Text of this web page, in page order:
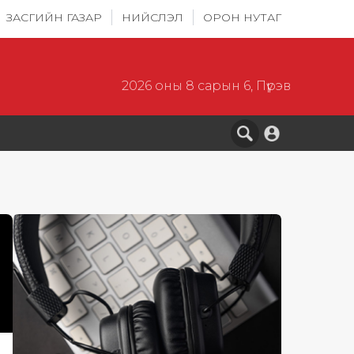
ЗАСГИЙН ГАЗАР НИЙСЛЭЛ ОРОН НУТАГ
2026 оны 8 сарын 6, Пүрэв